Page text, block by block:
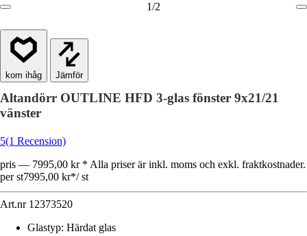
1/2
Jämför
Altandörr OUTLINE HFD 3-glas fönster 9x21/21
vänster
5(1 Recension)
pris — 7995,00 kr * Alla priser är inkl. moms och exkl. fraktkostnader.
per st7995,00 kr*/ st
Art.nr 12373520
Glastyp: Härdat glas